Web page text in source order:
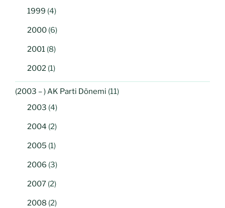
1999 (4)
2000 (6)
2001 (8)
2002 (1)
(2003 – ) AK Parti Dönemi (11)
2003 (4)
2004 (2)
2005 (1)
2006 (3)
2007 (2)
2008 (2)